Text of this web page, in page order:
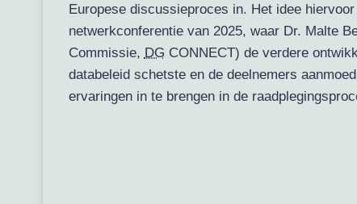
Europese discussieproces in. Het idee
netwerkconferentie van 2025, waar Dr. Malte
Commissie, DG CONNECT) de verdere
databeleid schetste en de deelnemers
ervaringen in te brengen in de